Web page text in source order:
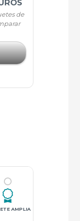
de
AMPLIA